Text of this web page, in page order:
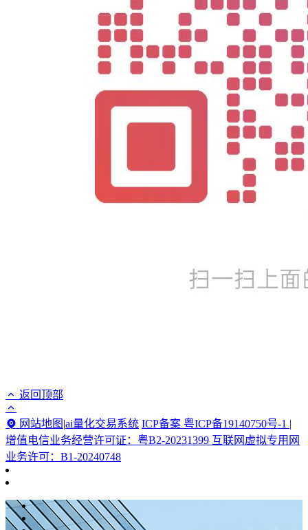
返回顶部
网站地图 |ai量化交易系统 ICP备案 粤ICP备19140750号-1 |
增值电信业务经营许可证：粤B2-20231399 互联网虚拟专用网
业务许可：B1-20240748